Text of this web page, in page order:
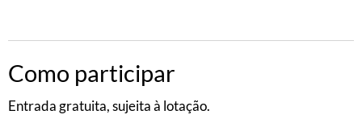
Como participar
Entrada gratuita, sujeita à lotação.